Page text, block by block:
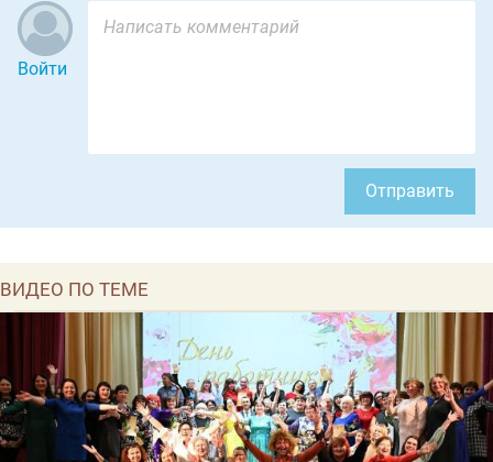
Войти
Отправить
ВИДЕО ПО ТЕМЕ